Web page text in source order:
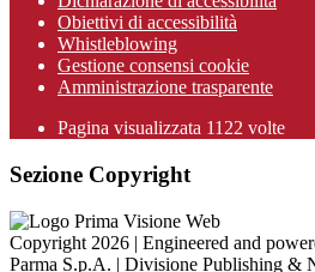
Obiettivi di accessibilità
Whistleblowing
Gestione consensi cookie
Amministrazione trasparente
Pagina visualizzata 1122 volte
Sezione Copyright
Copyright 2026 | Engineered and
Parma S.p.A. | Divisione Publishing &